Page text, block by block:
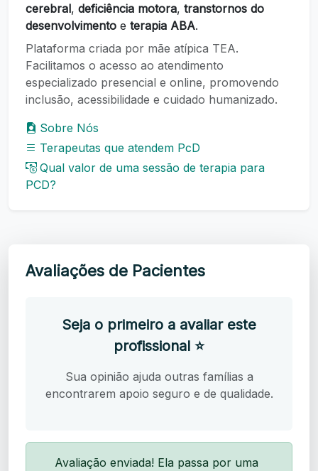
cerebral, deficiência motora, transtornos do
desenvolvimento e terapia ABA.
Plataforma criada por mãe atípica TEA.
Facilitamos o acesso ao atendimento
especializado presencial e online, promovendo
inclusão, acessibilidade e cuidado humanizado.
Sobre Nós
Terapeutas que atendem PcD
Qual valor de uma sessão de terapia para
PCD?
Avaliações de Pacientes
Seja o primeiro a avaliar este
profissional ⭐
Sua opinião ajuda outras famílias a
encontrarem apoio seguro e de qualidade.
Avaliação enviada! Ela passa por uma